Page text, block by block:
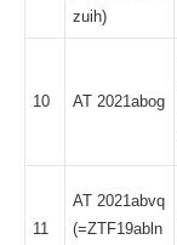
zuih)
10 AT 2021abog
11
AT 2021abvq
(=ZTF19abln